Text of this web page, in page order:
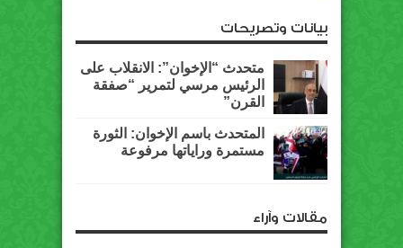
بيانات وتصريحات
متحدث “الإخوان”: الانقلاب على
الرئيس مرسي لتمرير “صفقة
القرن”
المتحدث باسم الإخوان: الثورة
مستمرة وراياتها مرفوعة
مقالات وآراء